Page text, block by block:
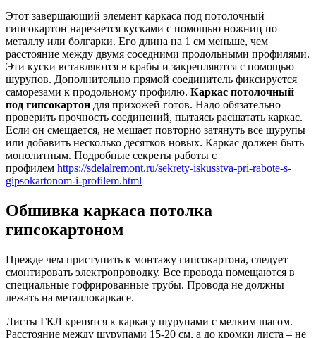
Этот завершающий элемент каркаса под потолочный
гипсокартон нарезается кусками с помощью ножниц по
металлу или болгарки. Его длина на 1 см меньше, чем
расстояние между двумя соседними продольными профилями.
Эти куски вставляются в крабы и закрепляются с помощью
шурупов. Дополнительно прямой соединитель фиксируется
саморезами к продольному профилю. Каркас потолочный
под гипсокартон для прихожей готов. Надо обязательно
проверить прочность соединений, пытаясь расшатать каркас.
Если он смещается, не мешает повторно затянуть все шурупы
или добавить несколько десятков новых. Каркас должен быть
монолитным. Подробные секреты работы с
профилем https://sdelalremont.ru/sekrety-iskusstva-pri-rabote-s-
gipsokartonom-i-profilem.html
Обшивка каркаса потолка
гипсокартоном
Прежде чем приступить к монтажу гипсокартона, следует
смонтировать электропроводку. Все провода помещаются в
специальные гофрированные трубы. Провода не должны
лежать на металлокаркасе.
Листы ГКЛ крепятся к каркасу шурупами с мелким шагом.
Расстояние между шурупами 15-20 см, а до кромки листа – не